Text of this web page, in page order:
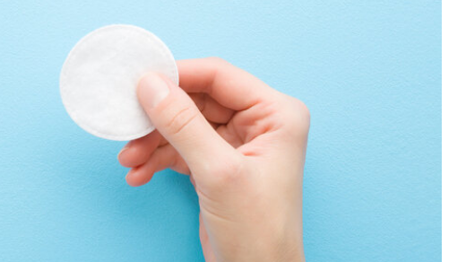
仕上がりが変わる｜効かな
い原因...
トリートメントの付け方で仕上がりは
大きく変わります。今回は、毛先中心
の塗り...
新生活シーズン、朝の身支度を少しで
も短くしたい人は多いはず。じつは寝
癖は、...
かえで
へ！2026春トレンドの明る
めく...
2026春のトレンドカラーは明るめのく
すみカラーです。ただし、髪がすでに
職場で浮かない落ち着いたトーンにし
たいけれど、どこか垢抜けた印象にし
たいと...
さくら
新トレンドとは？ナチュラ
2026年のショートウルフは、ナチュラ
ルでエアリーな仕上がりが今っぽい正
2026年はレイヤーカットを使った髪型
のトレンドと重なり、ルーズウェーブ
ヘ...
かえで
い？髪質の変化に気づいた
時こそ...
しばらく美容室に行けていないし、そ
ろそろ髪型を変えて気分転換したいと
思って...
美容室を倒産する数が増えているとい
うニュースがありました。もともと美
容室の...
かえで
らないと損する真実
ヘッドスパは、頭皮の汚れを落として
血行を促進し、リラックス効果や美髪
効果が...
毎日のちょっとした習慣で小顔は作れ
る！頭のこりをほぐしてフェイスライ
ンのリ...
chicca
い方と生活習慣を見直す基
本ケア
髪をきれいに育てるには高価なアイテ
ムを増やす前に、洗い方や乾かし方、
頭皮の...
目元の印象を左右するのは目そのもの
ではなく、頭皮の状態かもしれませ
ん。以下...
メガネ
何がいいの？無印良品など
のシャ...
スキンケアで人気の発酵成分が、シャ
ンプーにも広がっています。無印良品
などの...
ヘアアイロンを使うのが苦手、火傷が
怖いと感じている方はいないでしょう
か？そ...
さくら
少ないアイテムで「自分ら
しい美...
「たくさんのコスメを持っているの
に、実際に使っているのはいつも同じ
ものばか...
メイクをしている時間も、スキンケア
の時間に変えるという発想から生まれ
たのが...
あかり
の効果と後悔しない選び方
のポイント
フェイスラインをすっきりさせたいと
いうお悩みを抱えている方はいないで
しょう...
サロンのメニューを見ていると、「リ
ンパマッサージ」の他に「経絡マッサ
ージ」...
あかり
毛」。4つのメリットと、始
める前...
顔の産毛をカミソリで剃って、毛抜き
で抜くなど、日々の自己処理を手間に
感じて...
「ムダ毛が気になる」とお子さんが悩
んでいる姿を見て、エステ脱毛を検討
し始め...
あおい
イドを公開！幸運を呼ぶ色
最近、なんとなく運気が停滞している
気がすると悩んでいないでしょうか？
じつは...
SNSや雑誌で見かけた素敵なネイルデ
ザインを、いざ自分の爪に試してみた
ら、...
さな
急に小じわが増えた？原因
と種類の見分け方＆自宅で
できる...
ふと鏡を見て、急に小じわが増えたと
落ち込んでいないでしょうか？じつは
や...
ルルルン ハイドラシリーズを使いたい
けれど、種類が多くてどれを選べばい
いか...
人の手ならではの痩身効
果。オールハンドエステの
魅力と、...
痩身エステと一言で言っても、最新の
機器を使ったものから、昔ながらの手
共通点...
医師の管理のもと、科学的根拠に基づ
いて行う「医療ダイエット」は、自己
流のダ...